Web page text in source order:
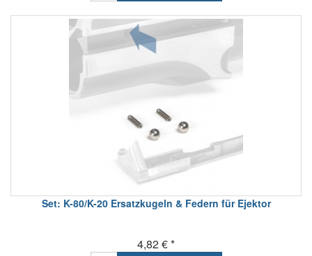
Set: K-80/K-20 Ersatzkugeln & Federn für Ejektor
4,82 € *